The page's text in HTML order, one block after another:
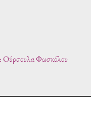
Ούρσουλα Φωσκόλου